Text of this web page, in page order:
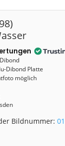
Dibond Platte
möglich
Bildnummer: